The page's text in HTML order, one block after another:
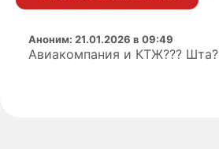
Аноним: 21.01.2026 в 09:49
Авиакомпания и КТЖ??? Шта?